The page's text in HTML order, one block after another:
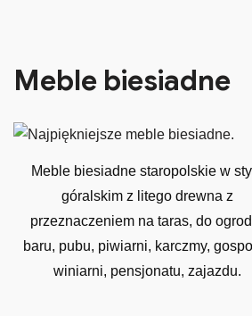
Meble biesiadne
Meble biesiadne staropolskie w
góralskim z litego drewna z
przeznaczeniem na taras, do
baru, pubu, piwiarni, karczmy,
winiarni, pensjonatu, zajazdu.